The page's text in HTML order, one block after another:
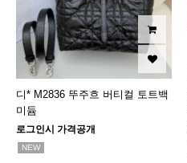
디* M2836 뚜주흐 버티컬 토트백
미듐
로그인시 가격공개
NEW